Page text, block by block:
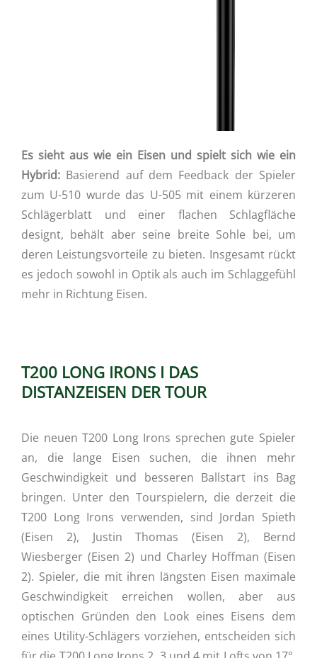
Es sieht aus wie ein Eisen und spielt sich wie ein
Hybrid: Basierend auf dem Feedback der Spieler
zum U-510 wurde das U-505 mit einem kürzeren
Schlägerblatt und einer flachen Schlagfläche
designt, behält aber seine breite Sohle bei, um
deren Leistungsvorteile zu bieten. Insgesamt rückt
es jedoch sowohl in Optik als auch im Schlaggefühl
mehr in Richtung Eisen.
T200 LONG IRONS I DAS
DISTANZEISEN DER TOUR
Die neuen T200 Long Irons sprechen gute Spieler
an, die lange Eisen suchen, die ihnen mehr
Geschwindigkeit und besseren Ballstart ins Bag
bringen. Unter den Tourspielern, die derzeit die
T200 Long Irons verwenden, sind Jordan Spieth
(Eisen 2), Justin Thomas (Eisen 2), Bernd
Wiesberger (Eisen 2) und Charley Hoffman (Eisen
2). Spieler, die mit ihren längsten Eisen maximale
Geschwindigkeit erreichen wollen, aber aus
optischen Gründen den Look eines Eisens dem
eines Utility-Schlägers vorziehen, entscheiden sich